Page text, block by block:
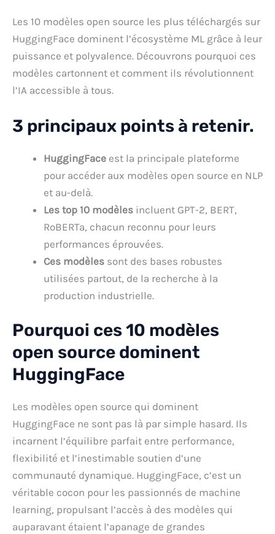
Les 10 modèles open source les plus téléchargés sur
HuggingFace dominent l’écosystème ML grâce à leur
puissance et polyvalence. Découvrons pourquoi ces
modèles cartonnent et comment ils révolutionnent
l’IA accessible à tous.
3 principaux points à retenir.
HuggingFace est la principale plateforme
pour accéder aux modèles open source en NLP
et au-delà.
Les top 10 modèles incluent GPT-2, BERT,
RoBERTa, chacun reconnu pour leurs
performances éprouvées.
Ces modèles sont des bases robustes
utilisées partout, de la recherche à la
production industrielle.
Pourquoi ces 10 modèles
open source dominent
HuggingFace
Les modèles open source qui dominent
HuggingFace ne sont pas là par simple hasard. Ils
incarnent l’équilibre parfait entre performance,
flexibilité et l’inestimable soutien d’une
communauté dynamique. HuggingFace, c’est un
véritable cocon pour les passionnés de machine
learning, propulsant l’accès à des modèles qui
auparavant étaient l’apanage de grandes